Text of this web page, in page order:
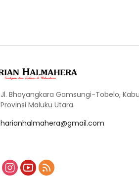
Jl. Bhayangkara Gamsungi-Tobelo,
Provinsi Maluku Utara.
harianhalmahera@gmail.com